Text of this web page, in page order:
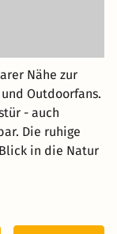
Nähe zur
Outdoorfans.
- auch
Die ruhige
in die Natur